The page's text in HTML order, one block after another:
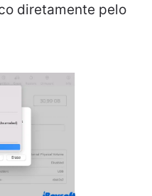
diretamente pelo